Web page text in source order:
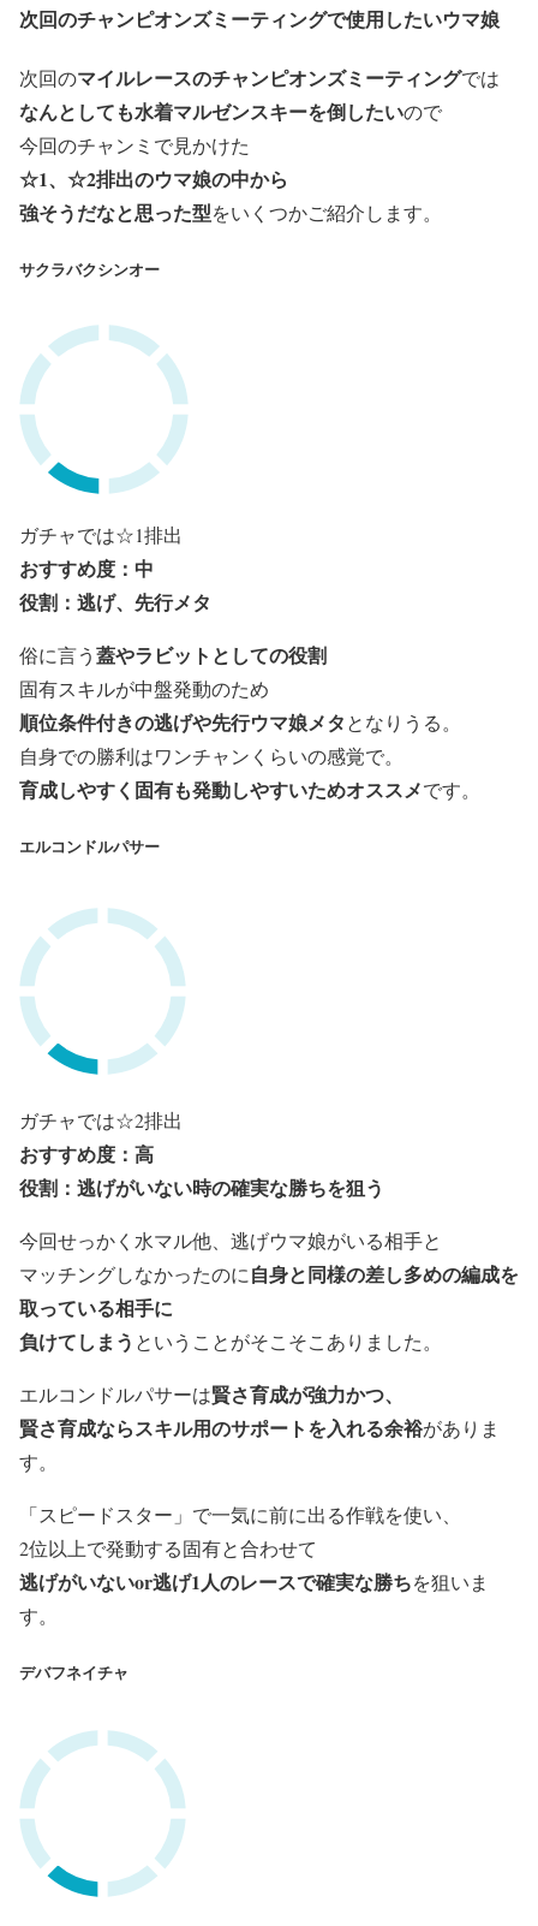
次回のチャンピオンズミーティングで使用したいウマ娘
次回のマイルレースのチャンピオンズミーティングでは
なんとしても水着マルゼンスキーを倒したいので
今回のチャンミで見かけた
☆1、☆2排出のウマ娘の中から
強そうだなと思った型をいくつかご紹介します。
サクラバクシンオー
ガチャでは☆1排出
おすすめ度：中
役割：逃げ、先行メタ
俗に言う蓋やラビットとしての役割
固有スキルが中盤発動のため
順位条件付きの逃げや先行ウマ娘メタとなりうる。
自身での勝利はワンチャンくらいの感覚で。
育成しやすく固有も発動しやすいためオススメです。
エルコンドルパサー
ガチャでは☆2排出
おすすめ度：高
役割：逃げがいない時の確実な勝ちを狙う
今回せっかく水マル他、逃げウマ娘がいる相手と
マッチングしなかったのに自身と同様の差し多めの編成を
取っている相手に
負けてしまう ということがそこそこありました。
エルコンドルパサーは賢さ育成が強力かつ、
賢さ育成ならスキル用のサポートを入れる余裕がありま
す。
「スピードスター」で一気に前に出る作戦を使い、
2位以上で発動する固有と合わせて
逃げがいないor逃げ1人のレースで確実な勝ちを狙いま
す。
デバフネイチャ